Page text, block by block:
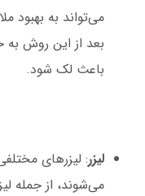
می‌تواند به بهبود
بعد از این روش به
باعث لک شود.
لیزر: لیزرهای
می‌شوند، از جمله